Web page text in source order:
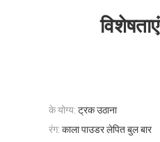
विशेषताएं
के योग्य: ट्रक उठाना
रंग: काला पाउडर लेपित बुल बार